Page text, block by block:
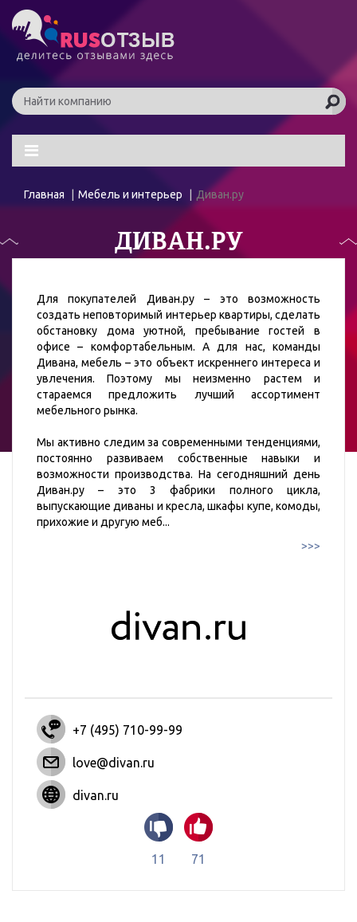
Главная Мебель и интерьер Диван.ру
ДИВАН.РУ
Для покупателей Диван.ру – это возможность
создать неповторимый интерьер квартиры, сделать
обстановку дома уютной, пребывание гостей в
офисе – комфортабельным. А для нас, команды
Дивана, мебель – это объект искреннего интереса и
увлечения. Поэтому мы неизменно растем и
стараемся предложить лучший ассортимент
мебельного рынка.
Мы активно следим за современными тенденциями,
постоянно развиваем собственные навыки и
возможности производства. На сегодняшний день
Диван.ру – это 3 фабрики полного цикла,
выпускающие диваны и кресла, шкафы купе, комоды,
прихожие и другую меб...
>>>
+7 (495) 710-99-99
love@divan.ru
divan.ru
11 71